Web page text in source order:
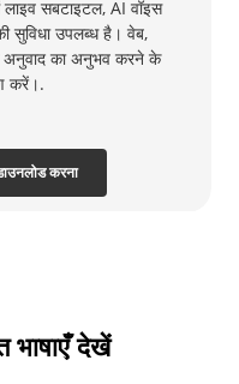
लाइव सबटाइटल, AI वॉइस
सुविधा उपलब्ध है। वेब,
अनुवाद का अनुभव करने के
करें।.
करना
भाषाएँ देखें